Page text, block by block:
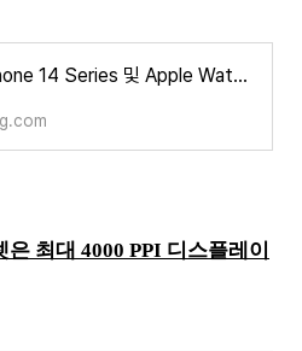
Apple iPhone 14 Series 및 Apple Watch Series 에 대한 소식이 등장?
최대 4000 PPI 디스플레이